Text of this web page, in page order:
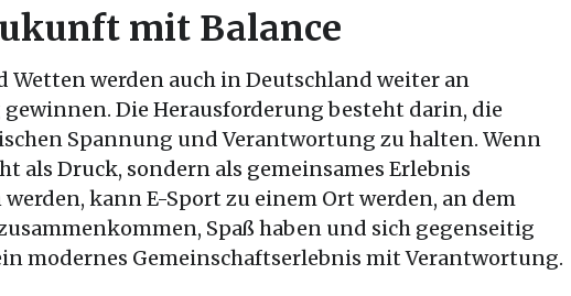
mit Balance
Wetten werden auch in Deutschland weiter an
Die Herausforderung besteht darin, die
Spannung und Verantwortung zu halten. Wenn
als Druck, sondern als gemeinsames Erlebnis
kann E-Sport zu einem Ort werden, an dem
Spaß haben und sich gegenseitig
modernes Gemeinschaftserlebnis mit Verantwortung.